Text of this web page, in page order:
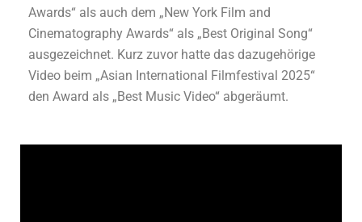
Awards“ als auch dem „New York Film and
Cinematography Awards“ als „Best Original Song“
ausgezeichnet. Kurz zuvor hatte das dazugehörige
Video beim „Asian International Filmfestival 2025“
den Award als „Best Music Video“ abgeräumt.